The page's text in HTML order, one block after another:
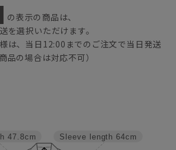
の表示の商品は、
を選択いただけます。
は、当日12:00までのご注文で当日発送
品の場合は対応不可）
Sleeve length 64cm
47.8cm